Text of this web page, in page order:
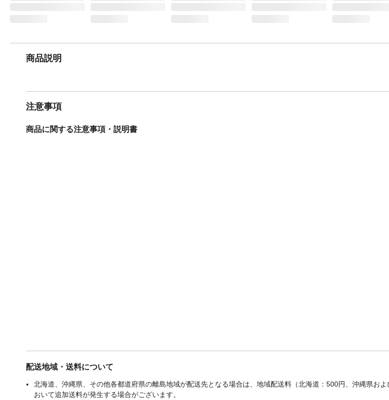
商品説明
注意事項
商品に関する注意事項・説明書
配送地域・送料について
北海道、沖縄県、その他各都道府県の離島地域が配送先となる場合は、地域配送料（北海道：500円、沖縄県お
おいて追加送料が発生する場合がございます。